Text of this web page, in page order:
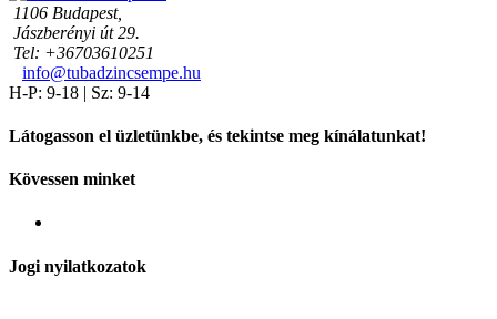
1106 Budapest,
Jászberényi út 29.
Tel: +36703610251
info@tubadzincsempe.hu
H-P: 9-18 | Sz: 9-14
Látogasson el üzletünkbe, és tekintse meg kínálatunkat!
Kövessen minket
Jogi nyilatkozatok